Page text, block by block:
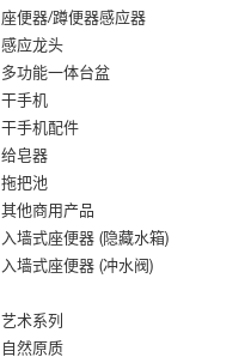
座便器/蹲便器感应器
感应龙头
多功能一体台盆
干手机
干手机配件
给皂器
拖把池
其他商用产品
入墙式座便器 (隐藏水箱)
入墙式座便器 (冲水阀)
艺术系列
自然原质